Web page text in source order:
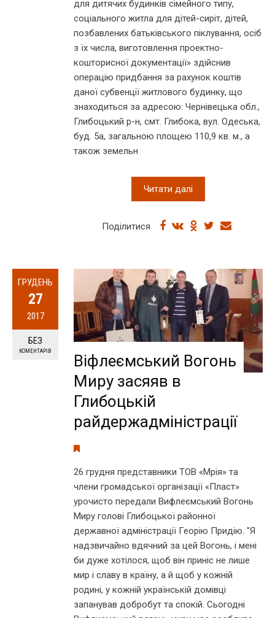
для дитячих будинків сімейного типу,
соціального житла для дітей-сиріт, дітей,
позбавлених батьківського піклування, осіб
з їх числа, виготовлення проектно-
кошторисної документації» здійснив
операцію придбання за рахунок коштів
даної субвенції житлового будинку, що
знаходиться за адресою: Чернівецька обл.,
Глибоцький р-н, смт. Глибока, вул. Одеська,
буд. 5а, загальною площею 110,9 кв. м., а
також земельн
Читати далі
Поділитися
ГРУДЕНЬ
27
2017
БЕЗ
КОМЕНТАРІВ
Віфлеємський Вогонь
Миру засяяв в
Глибоцькій
райдержадміністрації
26 грудня представники ТОВ «Мрія» та
члени громадської організації «Пласт»
урочисто передали Вифлеємський Вогонь
Миру голові Глибоцької районної
державної адміністрації Георію Придію. "Я
надзвичайно вдячний за цей Вогонь, і мені
би дуже хотілося, щоб він приніс не лише
мир і славу в країну, а й щоб у кожній
родині, у кожній українській домівці
запанував добробут та спокій. Сьогодні